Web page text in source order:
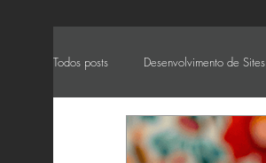
Todos posts Desenvolvimento de Sites